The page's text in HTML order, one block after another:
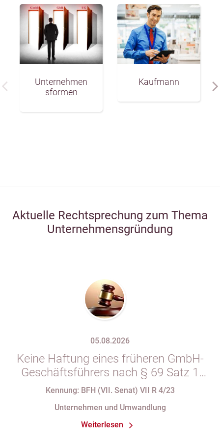
Unternehmen
sformen
Kaufmann
Aktuelle Rechtsprechung zum Thema
Unternehmensgründung
05.08.2026
Keine Haftung eines früheren GmbH-
Geschäftsführers nach § 69 Satz 1
i.V.m. § 34 Abs. 1 AO nach Verlust
Eintragung im Handelsregister
Kennung: BFH (VII. Senat) VII R 4/23
Unternehmen und Umwandlung
Weiterlesen